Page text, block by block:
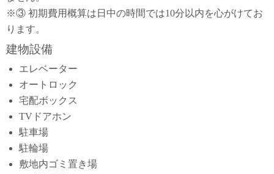
※③ 初期費用概算は日中の時間では10分以内を心がけてお
ります。
建物設備
エレベーター
オートロック
宅配ボックス
TVドアホン
駐車場
駐輪場
敷地内ゴミ置き場